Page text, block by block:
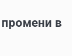
промени в